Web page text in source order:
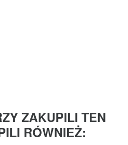
ZAKUPILI TEN
RÓWNIEŻ: